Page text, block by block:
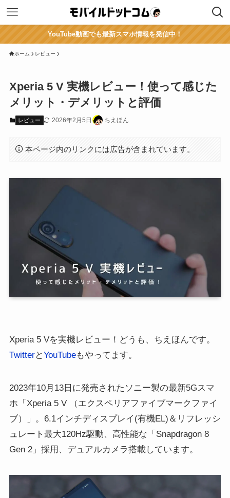
YouTube動画でも最新スマホ情報を発信中！
ホーム レビュー
Xperia 5 V 実機レビュー！使って感じた
メリット・デメリットと評価
レビュー 2026年2月5日 ちえほん
本ページ内のリンクには広告が含まれています。
Xperia 5 Vを実機レビュー！どうも、ちえほんです。
TwitterとYouTubeもやってます。
2023年10月13日に発売されたソニー製の最新5Gスマ
ホ「Xperia 5 V （エクスペリアファイブマークファイ
ブ）」。6.1インチディスプレイ(有機EL)＆リフレッシ
ュレート最大120Hz駆動、高性能な「Snapdragon 8
Gen 2」採用、デュアルカメラ搭載しています。